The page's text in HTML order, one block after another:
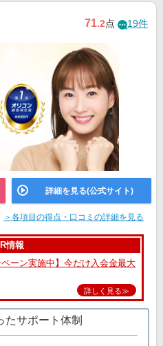
71.2点 19件
詳細を見る(公式サイト)
＞各項目の得点・口コミの詳細を見る
情報
ーン実施中】今だけ入会金最大
詳しく見る≫
たサポート体制